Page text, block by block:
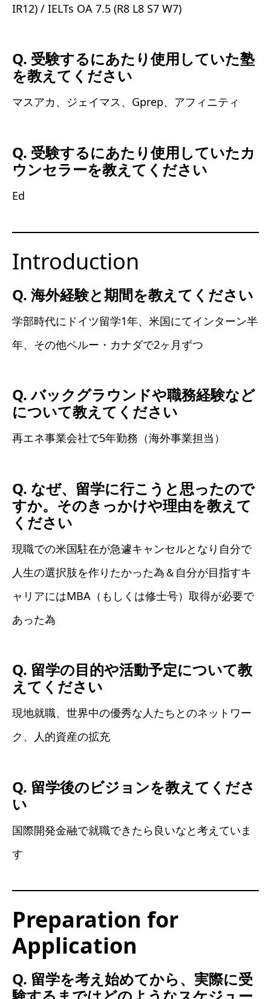
IR12) / IELTs OA 7.5 (R8 L8 S7 W7)
Q. 受験するにあたり使用していた塾
を教えてください
マスアカ、ジェイマス、Gprep、アフィニティ
Q. 受験するにあたり使用していたカ
ウンセラーを教えてください
Ed
Introduction
Q. 海外経験と期間を教えてください
学部時代にドイツ留学1年、米国にてインターン半
年、その他ペルー・カナダで2ヶ月ずつ
Q. バックグラウンドや職務経験など
について教えてください
再エネ事業会社で5年勤務（海外事業担当）
Q. なぜ、留学に行こうと思ったので
すか。そのきっかけや理由を教えて
ください
現職での米国駐在が急遽キャンセルとなり自分で
人生の選択肢を作りたかった為＆自分が目指すキ
ャリアにはMBA（もしくは修士号）取得が必要で
あった為
Q. 留学の目的や活動予定について教
えてください
現地就職、世界中の優秀な人たちとのネットワー
ク、人的資産の拡充
Q. 留学後のビジョンを教えてくださ
い
国際開発金融で就職できたら良いなと考えていま
す
Preparation for
Application
Q. 留学を考え始めてから、実際に受